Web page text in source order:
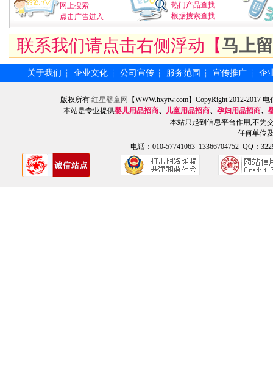
网上搜索
点击广告进入
热门产品查找
根据搜索查找
联系我们请点击右侧浮动【马上
关于我们 ┆ 企业文化 ┆ 公司宣传 ┆ 服务范围 ┆ 宣传推广 ┆ 企
版权所有 红星婴童网
【WWW.hxytw.com】CopyRight 2012-2017
本站是专业提供婴儿用品招商、 儿童用品招商、 孕妇用品招商、
本站只起到信息平台作用,不为
任何单位
电话：010-57741063 13366704752 QQ：